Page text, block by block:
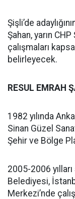
Şişli’de
Şahan, yarın
çalışmaları
belirleyecek.
RESUL EMRAH
1982 yılında
Sinan Güzel
Şehir ve Bölge
2005-2006
Belediyesi,
Merkezi’nde